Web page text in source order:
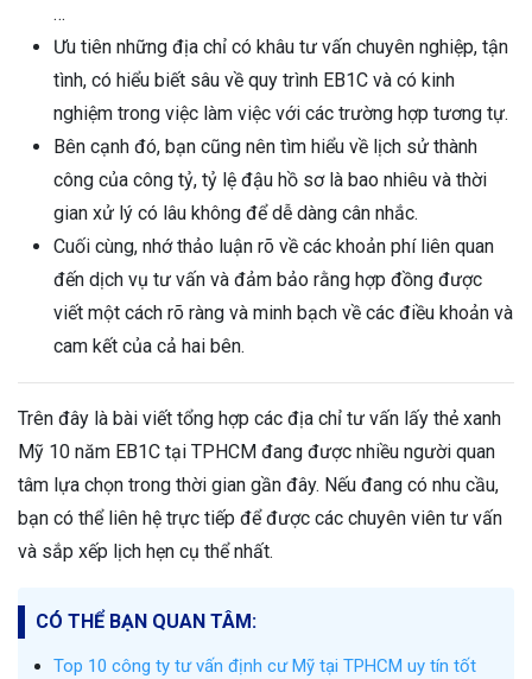
…
Ưu tiên những địa chỉ có khâu tư vấn chuyên nghiệp, tận
tình, có hiểu biết sâu về quy trình EB1C và có kinh
nghiệm trong việc làm việc với các trường hợp tương tự.
Bên cạnh đó, bạn cũng nên tìm hiểu về lịch sử thành
công của công tỷ, tỷ lệ đậu hồ sơ là bao nhiêu và thời
gian xử lý có lâu không để dễ dàng cân nhắc.
Cuối cùng, nhớ thảo luận rõ về các khoản phí liên quan
đến dịch vụ tư vấn và đảm bảo rằng hợp đồng được
viết một cách rõ ràng và minh bạch về các điều khoản và
cam kết của cả hai bên.
Trên đây là bài viết tổng hợp các địa chỉ tư vấn lấy thẻ xanh
Mỹ 10 năm EB1C tại TPHCM đang được nhiều người quan
tâm lựa chọn trong thời gian gần đây. Nếu đang có nhu cầu,
bạn có thể liên hệ trực tiếp để được các chuyên viên tư vấn
và sắp xếp lịch hẹn cụ thể nhất.
CÓ THỂ BẠN QUAN TÂM:
Top 10 công ty tư vấn định cư Mỹ tại TPHCM uy tín tốt